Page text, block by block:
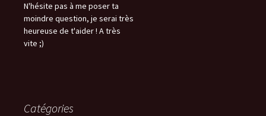
N'hésite pas à me poser ta
moindre question, je serai très
heureuse de t'aider ! A très
vite ;)
Catégories